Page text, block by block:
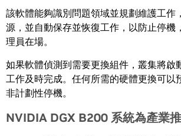
該軟體能夠識別問題領域並規劃維護工作
源，並自動保存並恢復工作，以防止停機
理員在場。
如果軟體偵測到需要更換組件，叢集將啟
工作及時完成。任何所需的硬體更換可以
非計劃性停機。
NVIDIA DGX B200 系統為產業